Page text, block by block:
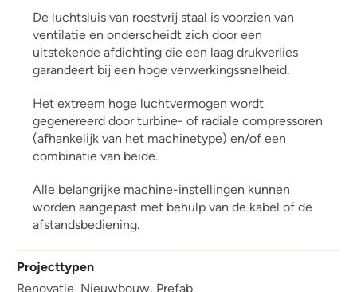
De luchtsluis van roestvrij staal is voorzien van
ventilatie en onderscheidt zich door een
uitstekende afdichting die een laag drukverlies
garandeert bij een hoge verwerkingssnelheid.
Het extreem hoge luchtvermogen wordt
gegenereerd door turbine- of radiale compressoren
(afhankelijk van het machinetype) en/of een
combinatie van beide.
Alle belangrijke machine-instellingen kunnen
worden aangepast met behulp van de kabel of de
afstandsbediening.
Projecttypen
Renovatie, Nieuwbouw, Prefab